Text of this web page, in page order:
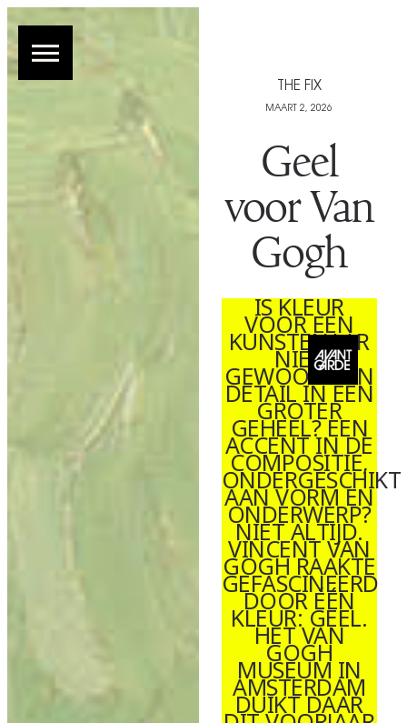
THE FIX
MAART 2, 2026
Geel
voor Van
Gogh
IS KLEUR
VOOR EEN
KUNSTENAAR
NIET
GEWOON EEN
DETAIL IN EEN
GROTER
GEHEEL? EEN
ACCENT IN DE
COMPOSITIE,
ONDERGESCHIKT
AAN VORM EN
ONDERWERP?
NIET ALTIJD.
VINCENT VAN
GOGH RAAKTE
GEFASCINEERD
DOOR ÉÉN
KLEUR: GEEL.
HET VAN
GOGH
MUSEUM IN
AMSTERDAM
DUIKT DAAR